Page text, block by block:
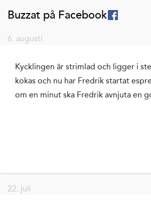
Buzzat på Facebook
6. augusti
Kycklingen är strimlad och ligger i
kokas och nu har Fredrik startat
om en minut ska Fredrik avnjuta en
22. juli